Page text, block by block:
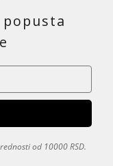
popusta
od 10000 RSD.